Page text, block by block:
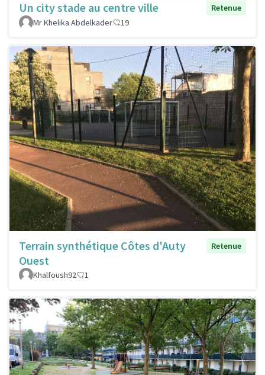
Un city stade au centre ville
Retenue
Mr Khelika Abdelkader
19
Terrain synthétique Côtes d'Auty
Ouest
Retenue
Khalfoush92 1